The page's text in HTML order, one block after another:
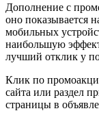
Дополнение с
оно показывается
мобильных
наибольшую
лучший отклик у
Клик по
сайта или раздел
страницы в